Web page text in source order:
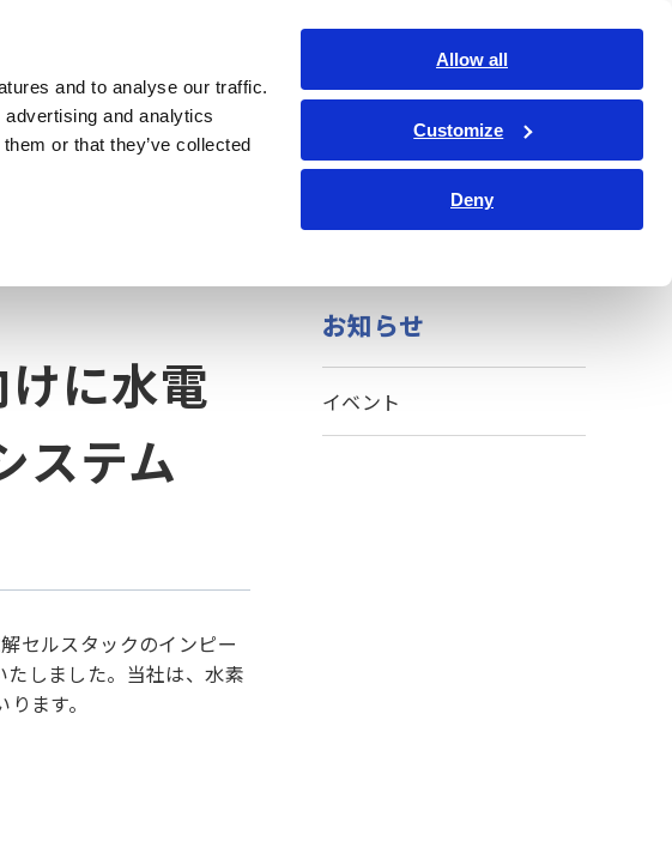
and to analyse our traffic.
and analytics
or that they’ve collected
Allow all
Customize
Deny
計測知識 サービス・サポート コーポレート・IR
お問い合わせ
に水電
ステム
セルスタックのインピー
しました。当社は、水素
ます。
お知らせ
イベント